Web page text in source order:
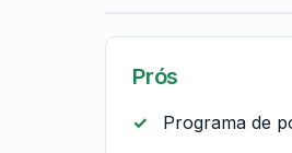
Prós
Programa de